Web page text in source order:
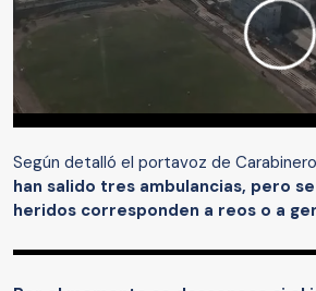
Según detalló el portavoz de
han salido tres ambulancias, pero
heridos corresponden a reos o a